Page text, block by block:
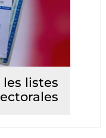
listes